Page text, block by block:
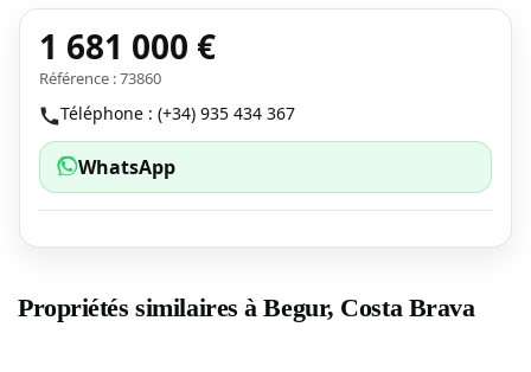
1 681 000 €
Référence : 73860
Téléphone : (+34) 935 434 367
WhatsApp
Propriétés similaires à Begur, Costa Brava